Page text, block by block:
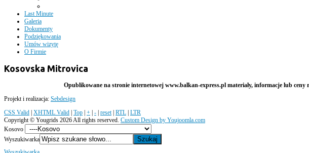
Last Minute
Galeria
Dokumenty
Podziękowania
Umów wizytę
O Firmie
Kosovska Mitrovica
Opublikowane na stronie internetowej www.balkan-express.pl materiały, informacje lub
Projekt i realizacja: Sebdesign
CSS Valid | XHTML Valid | Top | + | - | reset| RTL | LTR
Copyright © Yougrids 2026 All rights reserved. Custom Design by Youjoomla.com
Kosovo
Wyszukiwarka